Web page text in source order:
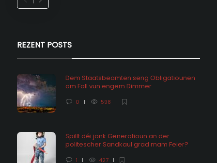
REZENT POSTS
Dem Staatsbeamten seng Obligatiounen
am Fall vun engem Dimmer
0 598
Spillt déi jonk Generatioun an der
politescher Sandkaul grad mam Feier?
1 427